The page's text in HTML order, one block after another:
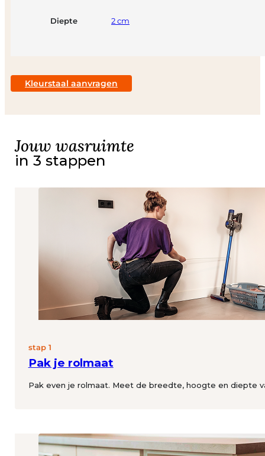
Diepte 2 cm
Kleurstaal aanvragen
Jouw wasruimte
in 3 stappen
stap 1
Pak je rolmaat
Pak even je rolmaat. Meet de breedte, hoogte en diepte